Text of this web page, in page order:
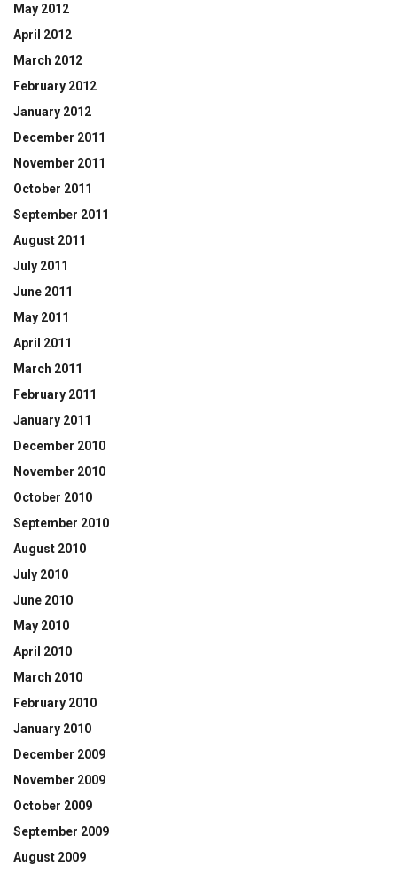
May 2012
April 2012
March 2012
February 2012
January 2012
December 2011
November 2011
October 2011
September 2011
August 2011
July 2011
June 2011
May 2011
April 2011
March 2011
February 2011
January 2011
December 2010
November 2010
October 2010
September 2010
August 2010
July 2010
June 2010
May 2010
April 2010
March 2010
February 2010
January 2010
December 2009
November 2009
October 2009
September 2009
August 2009